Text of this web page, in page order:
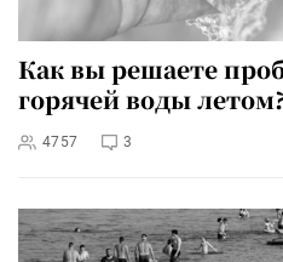
Как вы решаете
горячей воды летом?
4757 3